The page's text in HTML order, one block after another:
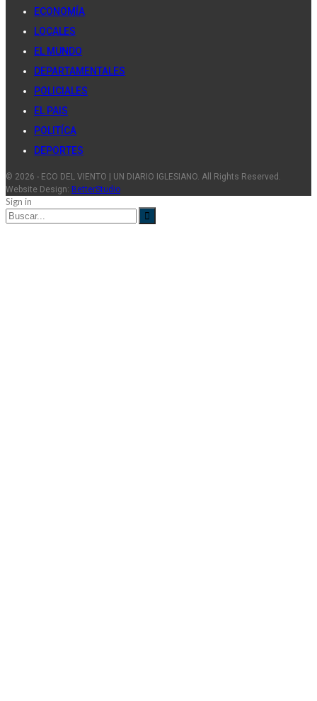
ECONOMÍA
LOCALES
EL MUNDO
DEPARTAMENTALES
POLICIALES
EL PAIS
POLITÍCA
DEPORTES
© 2026 - ECO DEL VIENTO | UN DIARIO IGLESIANO. All Rights Reserved.
Website Design: BetterStudio
Sign in